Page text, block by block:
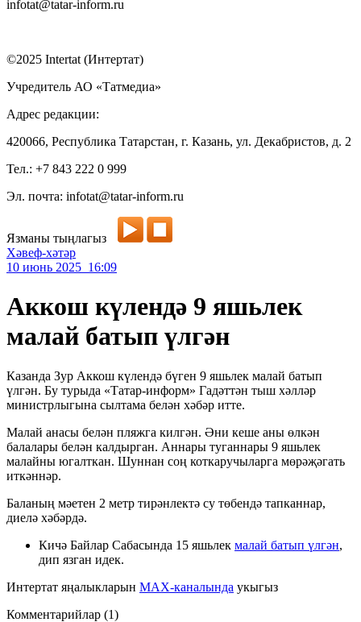
infotat@tatar-inform.ru
©2025 Intertat (Интертат)
Учредитель АО «Татмедиа»
Адрес редакции:
420066, Республика Татарстан, г. Казань, ул. Декабристов, д. 2
Тел.: +7 843 222 0 999
Эл. почта: infotat@tatar-inform.ru
Язманы тыңлагыз
Хәвеф-хәтәр
10 июнь 2025 16:09
Аккош күлендә 9 яшьлек
малай батып үлгән
Казанда Зур Аккош күлендә бүген 9 яшьлек малай батып
үлгән. Бу турыда «Татар-информ» Гадәттән тыш хәлләр
министрлыгына сылтама белән хәбәр итте.
Малай анасы белән пляжга килгән. Әни кеше аны өлкән
балалары белән калдырган. Аннары туганнары 9 яшьлек
малайны югалткан. Шуннан соң коткаручыларга мөрәҗәгать
иткәннәр.
Баланың мәетен 2 метр тирәнлектә су төбендә тапканнар,
диелә хәбәрдә.
Кичә Байлар Сабасында 15 яшьлек малай батып үлгән,
дип язган идек.
Интертат яңалыкларын MAX-каналында укыгыз
Комментарийлар (1)